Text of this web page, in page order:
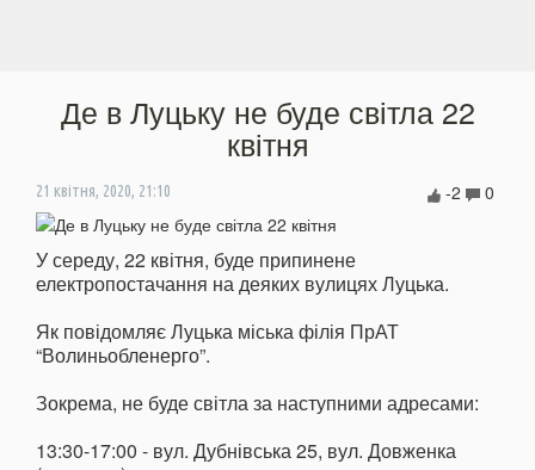
Де в Луцьку не буде світла 22
квітня
21 квітня, 2020, 21:10 0
-2
У середу, 22 квітня, буде припинене
електропостачання на деяких вулицях Луцька.
Як повідомляє Луцька міська філія ПрАТ
“Волиньобленерго”.
Зокрема, не буде світла за наступними адресами:
13:30-17:00 - вул. Дубнівська 25, вул. Довженка